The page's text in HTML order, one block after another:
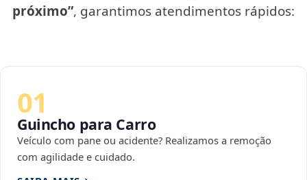
próximo”, garantimos atendimentos rápidos:
01
Guincho para Carro
Veículo com pane ou acidente? Realizamos a remoção
com agilidade e cuidado.